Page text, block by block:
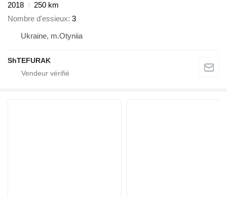
2018
250 km
Nombre d'essieux 3
Ukraine, m.Otyniia
ShTEFURAK